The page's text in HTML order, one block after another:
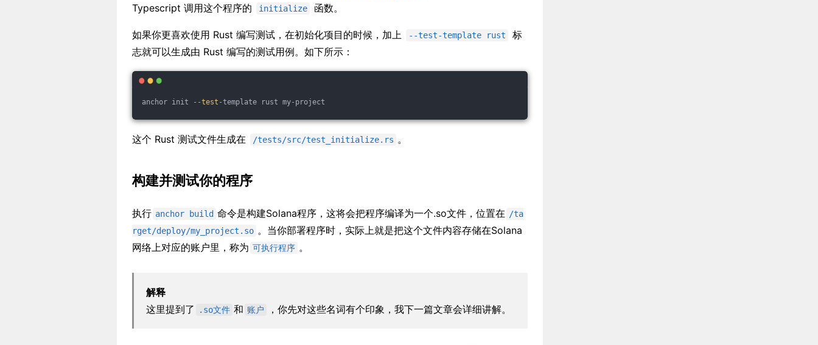
Typescript 调用这个程序的
initialize 函数。
如果你更喜欢使用 Rust 编写测试，在初始化项目的时候，加上 --test-template rust
标
志就可以生成由 Rust 编写的测试用例。如下所示：
anchor init --test -template rust my-project
这个 Rust 测试文件生成在 /tests/src/test_initialize.rs 。
构建并测试你的程序
执行 anchor build 命令是构建Solana程序，这将会把程序编译为一个.so文件，位置在 /ta
rget/deploy/my_project.so 。当你部署程序时，实际上就是把这个文件内容存储在Solana
网络上对应的账户里，称为 可执行程序 。
解释
这里提到了
.so文件 和 账户 ，你先对这些名词有个印象，我下一篇文章会详细讲解。